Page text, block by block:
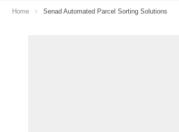
Home Senad Automated Parcel Sorting Solutions